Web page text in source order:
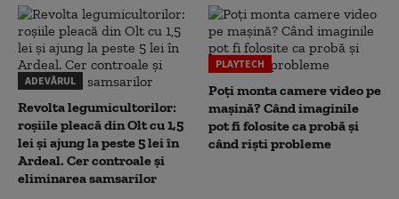
ADEVĂRUL
Revolta legumicultorilor:
roșiile pleacă din Olt cu 1,5
lei și ajung la peste 5 lei în
Ardeal. Cer controale și
eliminarea samsarilor
PLAYTECH
Poți monta camere video pe
mașină? Când imaginile
pot fi folosite ca probă și
când riști probleme